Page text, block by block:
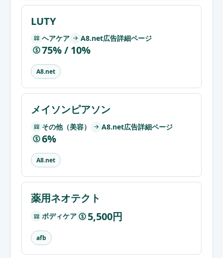
LUTY
ヘアケア A8.net広告詳細ページ
$ 75% / 10%
A8.net
メイソンピアソン
その他（美容） A8.net広告詳細ページ
$ 6%
A8.net
薬用ネオテクト
ボディケア $ 5,500円
afb